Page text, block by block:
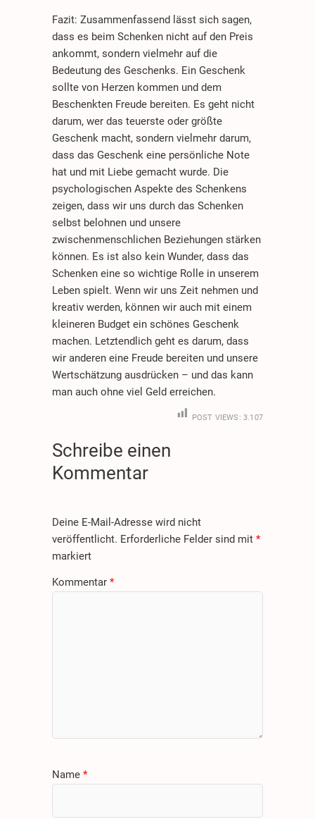
Fazit: Zusammenfassend lässt sich sagen,
dass es beim Schenken nicht auf den Preis
ankommt, sondern vielmehr auf die
Bedeutung des Geschenks. Ein Geschenk
sollte von Herzen kommen und dem
Beschenkten Freude bereiten. Es geht nicht
darum, wer das teuerste oder größte
Geschenk macht, sondern vielmehr darum,
dass das Geschenk eine persönliche Note
hat und mit Liebe gemacht wurde. Die
psychologischen Aspekte des Schenkens
zeigen, dass wir uns durch das Schenken
selbst belohnen und unsere
zwischenmenschlichen Beziehungen stärken
können. Es ist also kein Wunder, dass das
Schenken eine so wichtige Rolle in unserem
Leben spielt. Wenn wir uns Zeit nehmen und
kreativ werden, können wir auch mit einem
kleineren Budget ein schönes Geschenk
machen. Letztendlich geht es darum, dass
wir anderen eine Freude bereiten und unsere
Wertschätzung ausdrücken – und das kann
man auch ohne viel Geld erreichen.
POST VIEWS: 3.107
Schreibe einen
Kommentar
Deine E-Mail-Adresse wird nicht
veröffentlicht. Erforderliche Felder sind mit *
markiert
Kommentar *
Name *